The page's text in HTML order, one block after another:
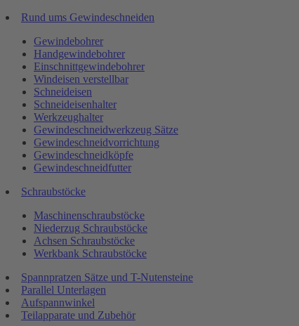
Rund ums Gewindeschneiden
Gewindebohrer
Handgewindebohrer
Einschnittgewindebohrer
Windeisen verstellbar
Schneideisen
Schneideisenhalter
Werkzeughalter
Gewindeschneidwerkzeug Sätze
Gewindeschneidvorrichtung
Gewindeschneidköpfe
Gewindeschneidfutter
Schraubstöcke
Maschinenschraubstöcke
Niederzug Schraubstöcke
Achsen Schraubstöcke
Werkbank Schraubstöcke
Spannpratzen Sätze und T-Nutensteine
Parallel Unterlagen
Aufspannwinkel
Teilapparate und Zubehör